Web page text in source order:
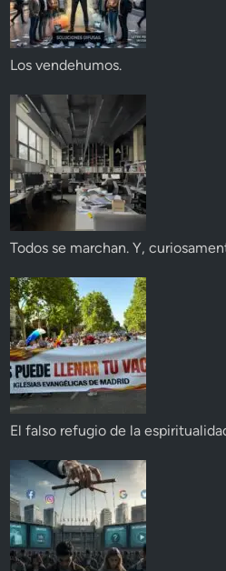
Los vendehumos.
Todos se marchan. Y,
El falso refugio de la